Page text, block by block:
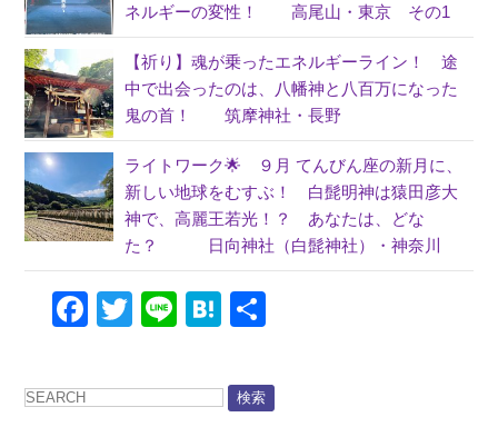
ネルギーの変性！ 高尾山・東京 その1
【祈り】魂が乗ったエネルギーライン！ 途
中で出会ったのは、八幡神と八百万になった
鬼の首！ 筑摩神社・長野
ライトワーク🌟 ９月 てんびん座の新月に、
新しい地球をむすぶ！ 白髭明神は猿田彦大
神で、高麗王若光！？ あなたは、どな
た？ 日向神社（白髭神社）・神奈川
Facebook
Twitter
LineHatena
共
検索